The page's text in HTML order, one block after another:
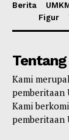
Berita
Figur
Kami
pemberitaan
Kami
pemberitaan